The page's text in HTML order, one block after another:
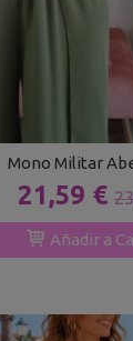
Mono Militar
21,59 €
Añadir a